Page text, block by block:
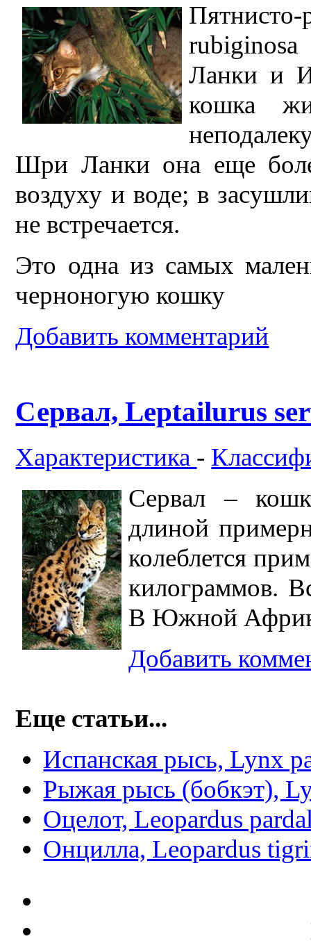
Ланки и
кошка
Шри Ланки она еще
воздуху и воде; в
не встречается.
Это одна из самых
черноногую кошку
Добавить комментарий
Сервал, Leptailurus
Характеристика -
Сервал –
длиной
колеблется
килограммов.
В Южной
Добавить
Еще статьи...
Испанская рысь, Lynx
Рыжая рысь (бобкэт),
Оцелот, Leopardus
Онцилла, Leopardus